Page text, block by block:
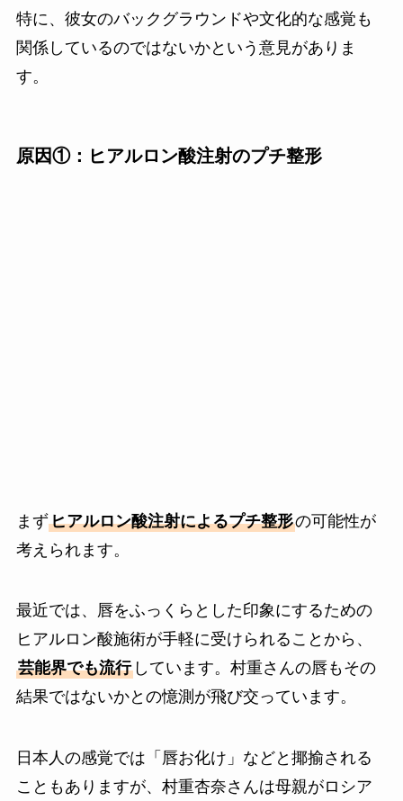
特に、彼女のバックグラウンドや文化的な感覚も
関係しているのではないかという意見がありま
す。
原因①：ヒアルロン酸注射のプチ整形
まずヒアルロン酸注射によるプチ整形の可能性が
考えられます。
最近では、唇をふっくらとした印象にするための
ヒアルロン酸施術が手軽に受けられることから、
芸能界でも流行しています。村重さんの唇もその
結果ではないかとの憶測が飛び交っています。
日本人の感覚では「唇お化け」などと揶揄される
こともありますが、村重杏奈さんは母親がロシア